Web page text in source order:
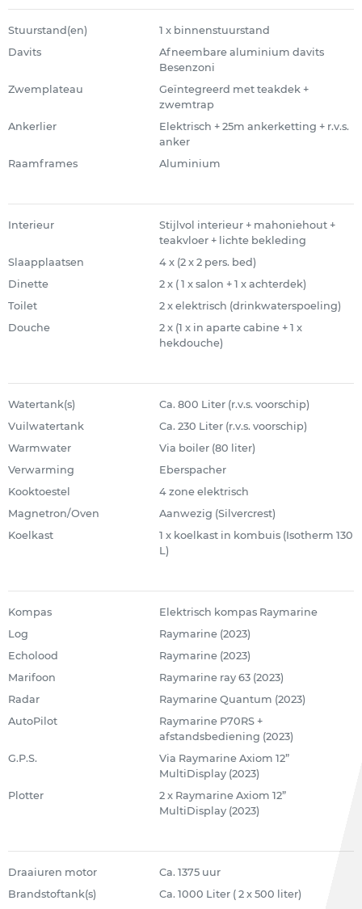
Stuurstand(en)
1 x binnenstuurstand
Davits
Afneembare aluminium davits
Besenzoni
Zwemplateau
Geïntegreerd met teakdek +
zwemtrap
Ankerlier
Elektrisch + 25m ankerketting + r.v.s.
anker
Raamframes
Aluminium
Interieur
Stijlvol interieur + mahoniehout +
teakvloer + lichte bekleding
Slaapplaatsen
4 x (2 x 2 pers. bed)
Dinette
2 x ( 1 x salon + 1 x achterdek)
Toilet
2 x elektrisch (drinkwaterspoeling)
Douche
2 x (1 x in aparte cabine + 1 x
hekdouche)
Watertank(s)
Ca. 800 Liter (r.v.s. voorschip)
Vuilwatertank
Ca. 230 Liter (r.v.s. voorschip)
Warmwater
Via boiler (80 liter)
Verwarming
Eberspacher
Kooktoestel
4 zone elektrisch
Magnetron/Oven
Aanwezig (Silvercrest)
Koelkast
1 x koelkast in kombuis (Isotherm 130
L)
Kompas
Elektrisch kompas Raymarine
Log
Raymarine (2023)
Echolood
Raymarine (2023)
Marifoon
Raymarine ray 63 (2023)
Radar
Raymarine Quantum (2023)
AutoPilot
Raymarine P70RS +
afstandsbediening (2023)
G.P.S.
Via Raymarine Axiom 12”
MultiDisplay (2023)
Plotter
2 x Raymarine Axiom 12”
MultiDisplay (2023)
Draaiuren motor
Ca. 1375 uur
Brandstoftank(s)
Ca. 1000 Liter ( 2 x 500 liter)